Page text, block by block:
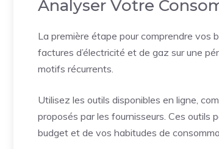
Analyser Votre
La première étape pour comprendre vos
factures d’électricité et de gaz sur une
motifs récurrents.
Utilisez les outils disponibles en ligne,
proposés par les fournisseurs. Ces
budget et de vos habitudes de